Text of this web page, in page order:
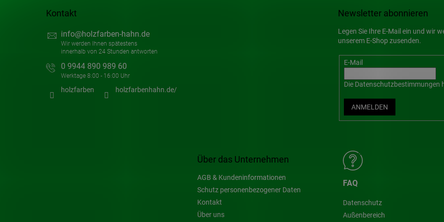
Über das Unternehmen
AGB & Kundeninformationen
Schutz personenbezogener Daten
Kontakt
Über uns
FAQ
Datenschutz
Außenbereich
Kontakt
info@holzfarben-hahn.de
0 9944 890 989 60
holzfarben holzfarbenhahn.de/
Newsletter abonnieren
Legen Sie Ihre E-Mail ein und wir
unserem E-Shop zusenden.
E-Mail
Die Datenschutzbestimmungen
ANMELDEN